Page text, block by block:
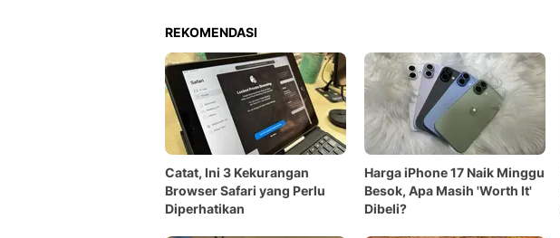
REKOMENDASI
Catat, Ini 3 Kekurangan
Browser Safari yang Perlu
Diperhatikan
Harga iPhone 17 Naik Minggu
Besok, Apa Masih 'Worth It'
Dibeli?